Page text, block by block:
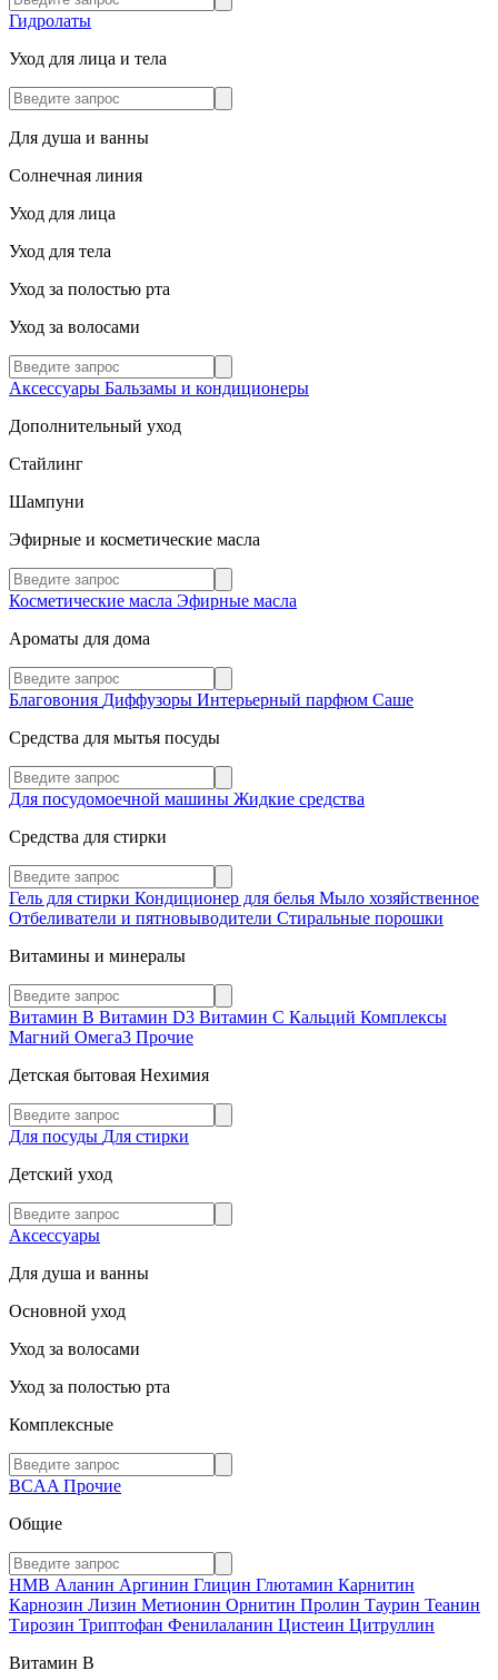
Гидролаты
Уход для лица и тела
Для душа и ванны
Солнечная линия
Уход для лица
Уход для тела
Уход за полостью рта
Уход за волосами
Аксессуары Бальзамы и кондиционеры
Дополнительный уход
Стайлинг
Шампуни
Эфирные и косметические масла
Косметические масла Эфирные масла
Ароматы для дома
Благовония Диффузоры Интерьерный парфюм Саше
Средства для мытья посуды
Для посудомоечной машины Жидкие средства
Средства для стирки
Гель для стирки Кондиционер для белья Мыло хозяйственное
Отбеливатели и пятновыводители Стиральные порошки
Витамины и минералы
Витамин В Витамин D3 Витамин С Кальций Комплексы
Магний Омега3 Прочие
Детская бытовая Нехимия
Для посуды Для стирки
Детский уход
Аксессуары
Для душа и ванны
Основной уход
Уход за волосами
Уход за полостью рта
Комплексные
BCAA Прочие
Общие
HMB Аланин Аргинин Глицин Глютамин Карнитин
Карнозин Лизин Метионин Орнитин Пролин Таурин Теанин
Тирозин Триптофан Фенилаланин Цистеин Цитруллин
Витамин В